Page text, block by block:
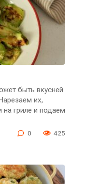
быть вкусней
их,
гриле и подаем
0 425